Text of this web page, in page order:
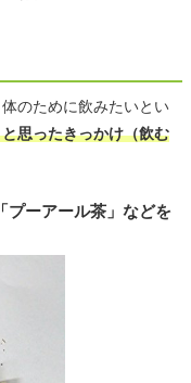
のために飲みたいとい
思ったきっかけ（飲む
プーアール茶」などを